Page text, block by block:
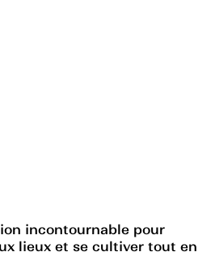
incontournable pour
lieux et se cultiver tout en